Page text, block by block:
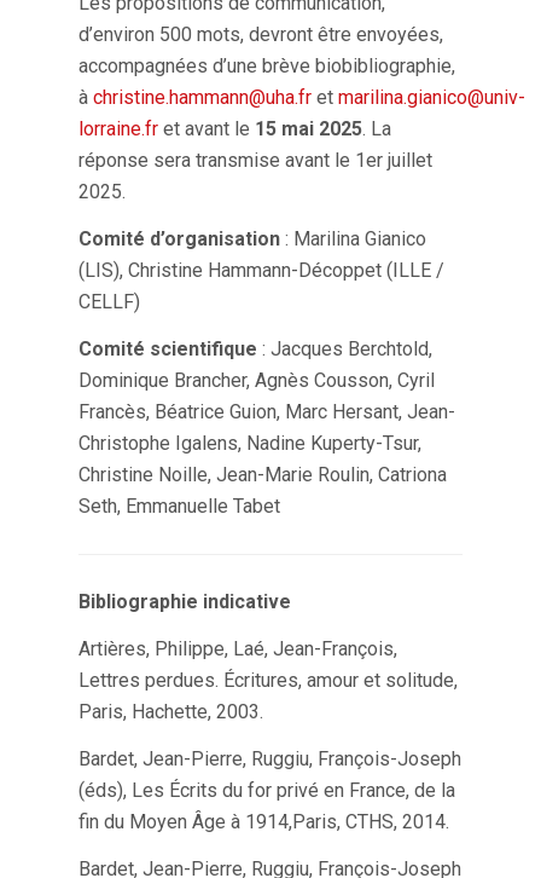
d’environ 500 mots, devront être envoyées,
accompagnées d’une brève biobibliographie,
à christine.hammann@uha.fr et marilina.gianico@univ-
lorraine.fr et avant le 15 mai 2025. La
réponse sera transmise avant le 1er juillet
2025.
Comité d’organisation : Marilina Gianico
(LIS), Christine Hammann-Décoppet (ILLE /
CELLF)
Comité scientifique : Jacques Berchtold,
Dominique Brancher, Agnès Cousson, Cyril
Francès, Béatrice Guion, Marc Hersant, Jean-
Christophe Igalens, Nadine Kuperty-Tsur,
Christine Noille, Jean-Marie Roulin, Catriona
Seth, Emmanuelle Tabet
Bibliographie indicative
Artières, Philippe, Laé, Jean-François,
Lettres perdues. Écritures, amour et solitude,
Paris, Hachette, 2003.
Bardet, Jean-Pierre, Ruggiu, François-Joseph
(éds), Les Écrits du for privé en France, de la
fin du Moyen Âge à 1914,Paris, CTHS, 2014.
Bardet, Jean-Pierre, Ruggiu, François-Joseph